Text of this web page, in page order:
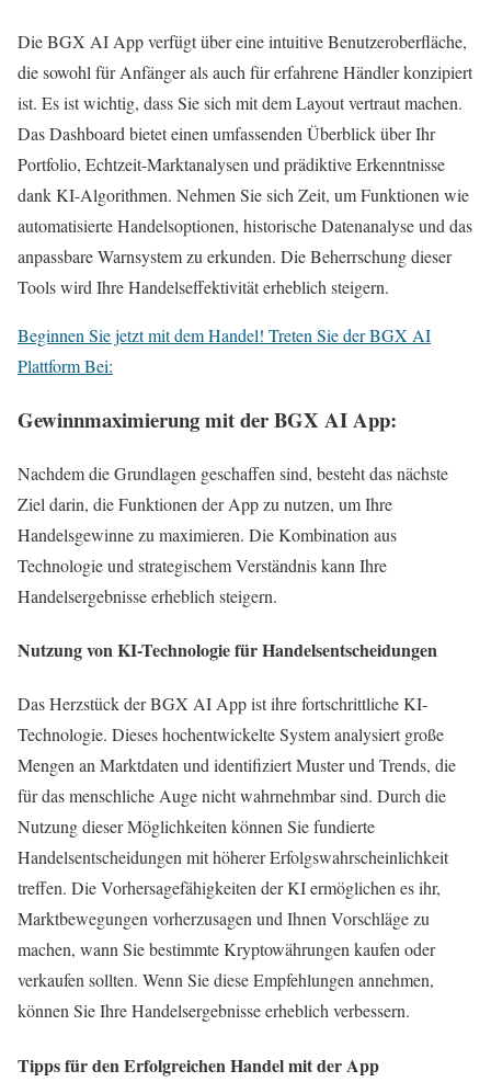
Die BGX AI App verfügt über eine intuitive Benutzeroberfläche,
die sowohl für Anfänger als auch für erfahrene Händler konzipiert
ist. Es ist wichtig, dass Sie sich mit dem Layout vertraut machen.
Das Dashboard bietet einen umfassenden Überblick über Ihr
Portfolio, Echtzeit-Marktanalysen und prädiktive Erkenntnisse
dank KI-Algorithmen. Nehmen Sie sich Zeit, um Funktionen wie
automatisierte Handelsoptionen, historische Datenanalyse und das
anpassbare Warnsystem zu erkunden. Die Beherrschung dieser
Tools wird Ihre Handelseffektivität erheblich steigern.
Beginnen Sie jetzt mit dem Handel! Treten Sie der BGX AI
Plattform Bei:
Gewinnmaximierung mit der BGX AI App:
Nachdem die Grundlagen geschaffen sind, besteht das nächste
Ziel darin, die Funktionen der App zu nutzen, um Ihre
Handelsgewinne zu maximieren. Die Kombination aus
Technologie und strategischem Verständnis kann Ihre
Handelsergebnisse erheblich steigern.
Nutzung von KI-Technologie für Handelsentscheidungen
Das Herzstück der BGX AI App ist ihre fortschrittliche KI-
Technologie. Dieses hochentwickelte System analysiert große
Mengen an Marktdaten und identifiziert Muster und Trends, die
für das menschliche Auge nicht wahrnehmbar sind. Durch die
Nutzung dieser Möglichkeiten können Sie fundierte
Handelsentscheidungen mit höherer Erfolgswahrscheinlichkeit
treffen. Die Vorhersagefähigkeiten der KI ermöglichen es ihr,
Marktbewegungen vorherzusagen und Ihnen Vorschläge zu
machen, wann Sie bestimmte Kryptowährungen kaufen oder
verkaufen sollten. Wenn Sie diese Empfehlungen annehmen,
können Sie Ihre Handelsergebnisse erheblich verbessern.
Tipps für den Erfolgreichen Handel mit der App